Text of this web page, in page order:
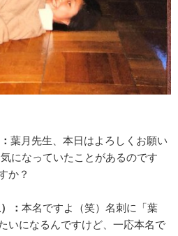
葉月先生、本日はよろしくお願い
になっていたことがあるのです
か？
： 本名ですよ（笑）名刺に「葉
いになるんですけど、一応本名で